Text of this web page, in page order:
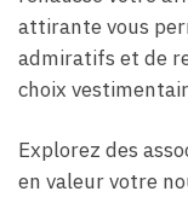
attirante vous
admiratifs et de
choix
Explorez des
en valeur votre